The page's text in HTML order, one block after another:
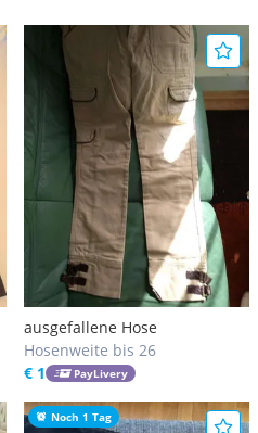
ausgefallene Hose
Hosenweite bis 26
€ 1
PayLivery
Noch 1 Tag